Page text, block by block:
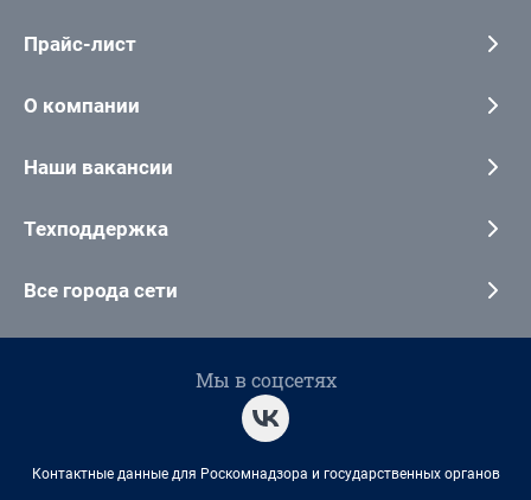
Прайс-лист
О компании
Наши вакансии
Техподдержка
Все города сети
Мы в соцсетях
Контактные данные для Роскомнадзора и государственных органов